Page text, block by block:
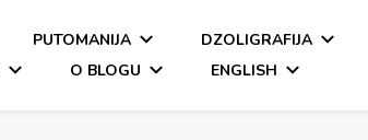
PUTOMANIJA DZOLIGRAFIJA
O BLOGU ENGLISH